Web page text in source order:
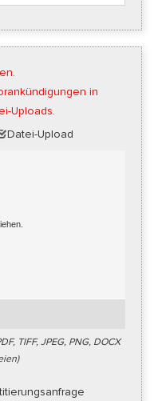
in
Uploads.
Datei-Upload
TIFF, JPEG, PNG, DOCX